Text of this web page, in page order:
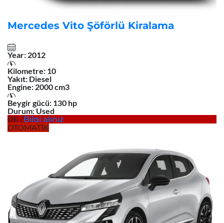
Mercedes Vito Şöförlü Kiralama
Year: 2012
Kilometre: 10
Yakıt: Diesel
Engine: 2000 cm3
Beygir gücü: 130 hp
Durum: Used
0
/Bilgi alınız
OTOMATİK